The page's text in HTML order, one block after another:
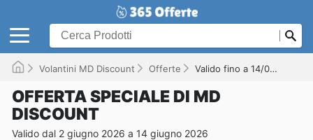
Volantini MD Discount Offerte Valido fino a 14/06/2026
OFFERTA SPECIALE DI MD
DISCOUNT
Valido dal 2 giugno 2026 a 14 giugno 2026